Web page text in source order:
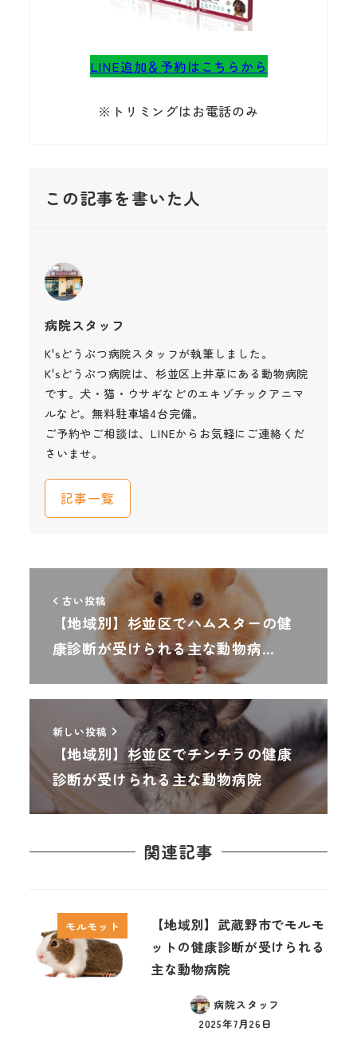
LINE追加＆予約はこちらから
※トリミングはお電話のみ
この記事を書いた人
病院スタッフ
K'sどうぶつ病院スタッフが執筆しました。
K'sどうぶつ病院は、杉並区上井草にある動物病院
です。犬・猫・ウサギなどのエキゾチックアニマ
ルなど。無料駐車場4台完備。
ご予約やご相談は、LINEからお気軽にご連絡くだ
さいませ。
記事一覧
古い投稿
【地域別】杉並区でハムスターの健
康診断が受けられる主な動物病…
新しい投稿
【地域別】杉並区でチンチラの健康
診断が受けられる主な動物病院
関連記事
モルモット
【地域別】武蔵野市でモルモ
ットの健康診断が受けられる
主な動物病院
病院スタッフ
2025年7月26日